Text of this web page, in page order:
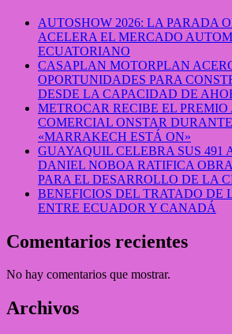
AUTOSHOW 2026: LA PARADA
ACELERA EL MERCADO
ECUATORIANO
CASAPLAN MOTORPLAN
OPORTUNIDADES PARA
DESDE LA CAPACIDAD DE
METROCAR RECIBE EL
COMERCIAL ONSTAR
«MARRAKECH ESTÁ ON»
GUAYAQUIL CELEBRA SUS 491
DANIEL NOBOA RATIFICA
PARA EL DESARROLLO DE LA
BENEFICIOS DEL TRATADO DE
ENTRE ECUADOR Y CANADÁ
Comentarios recientes
No hay comentarios que mostrar.
Archivos